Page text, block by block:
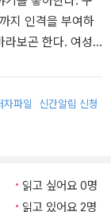
을 물품 보관함에
으로 끝도 없이 추
의 소회를 유쾌하
곳에 남아 행성을
서야 하는 임무를
지 인격을 부여하
라보곤 한다. 여성
자파일 신간알림 신청
읽고 싶어요 0명
읽고 있어요 2명